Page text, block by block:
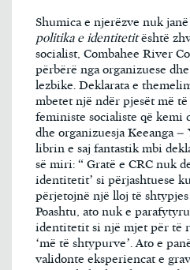
Shumica e njerëzve nuk
politika e identitetitështë
socialist, Combahee River
përbërë nga organizuese
lezbike. Deklarata e
mbetet një ndër pjesët më
feministe socialiste që kemi
dhe organizuesja Keeanga –
librin e saj fantastik mbi
së miri: “ Gratë e CRC nuk
identitetit’ si përjashtuese
përjetojnë një lloj të
Poashtu, ato nuk e
identitetit si një mjet për të
‘më të shtypurve’. Ato e
validonte eksperiencat e